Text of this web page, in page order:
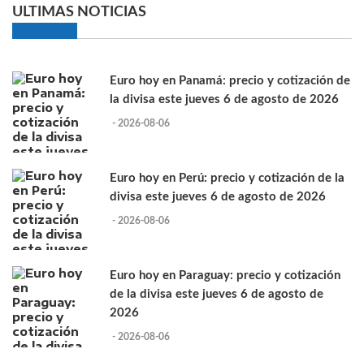
ULTIMAS NOTICIAS
Euro hoy en Panamá: precio y cotización de
la divisa este jueves 6 de agosto de 2026
- 2026-08-06
Euro hoy en Perú: precio y cotización de la
divisa este jueves 6 de agosto de 2026
- 2026-08-06
Euro hoy en Paraguay: precio y cotización
de la divisa este jueves 6 de agosto de
2026
- 2026-08-06